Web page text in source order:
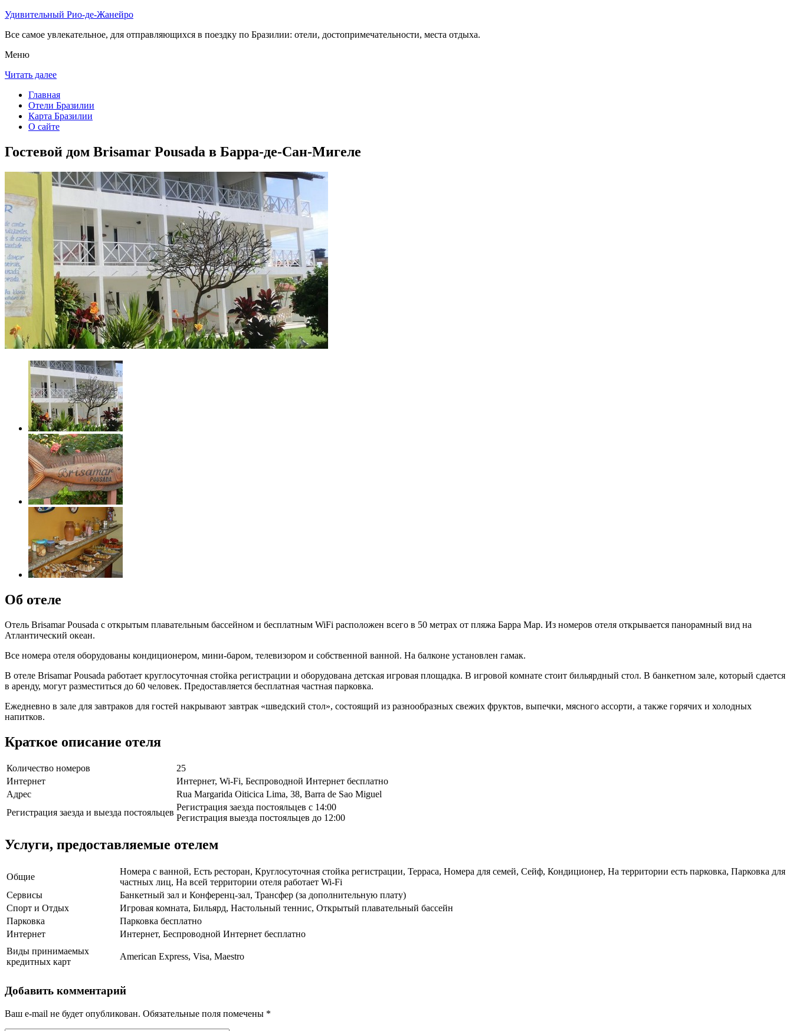
Удивительный Рио-де-Жанейро
Все самое увлекательное, для отправляющихся в поездку по Бразилии: отели, достопримечательности, места отдыха.
Меню
Читать далее
Главная
Отели Бразилии
Карта Бразилии
О сайте
Гостевой дом Brisamar Pousada в Барра-де-Сан-Мигеле
Об отеле
Отель Brisamar Pousada с открытым плавательным бассейном и бесплатным WiFi расположен всего в 50 метрах от пляжа Барра Мар. Из номеров отеля открывается панорамный вид на
Атлантический океан.
Все номера отеля оборудованы кондиционером, мини-баром, телевизором и собственной ванной. На балконе установлен гамак.
В отеле Brisamar Pousada работает круглосуточная стойка регистрации и оборудована детская игровая площадка. В игровой комнате стоит бильярдный стол. В банкетном зале, который сдается
в аренду, могут разместиться до 60 человек. Предоставляется бесплатная частная парковка.
Ежедневно в зале для завтраков для гостей накрывают завтрак «шведский стол», состоящий из разнообразных свежих фруктов, выпечки, мясного ассорти, а также горячих и холодных
напитков.
Краткое описание отеля
Количество номеров
25
Интернет
Интернет, Wi-Fi, Беспроводной Интернет бесплатно
Адрес
Rua Margarida Oiticica Lima, 38, Barra de Sao Miguel
Регистрация заезда и выезда постояльцев
Регистрация заезда постояльцев с 14:00
Регистрация выезда постояльцев до 12:00
Услуги, предоставляемые отелем
Общие
Номера с ванной, Есть ресторан, Круглосуточная стойка регистрации, Терраса, Номера для семей, Сейф, Кондиционер, На территории есть парковка, Парковка для
частных лиц, На всей территории отеля работает Wi-Fi
Сервисы
Банкетный зал и Конференц-зал, Трансфер (за дополнительную плату)
Спорт и Отдых
Игровая комната, Бильярд, Настольный теннис, Открытый плавательный бассейн
Парковка
Парковка бесплатно
Интернет
Интернет, Беспроводной Интернет бесплатно
Виды принимаемых
кредитных карт
American Express, Visa, Maestro
Добавить комментарий
Ваш e-mail не будет опубликован. Обязательные поля помечены *